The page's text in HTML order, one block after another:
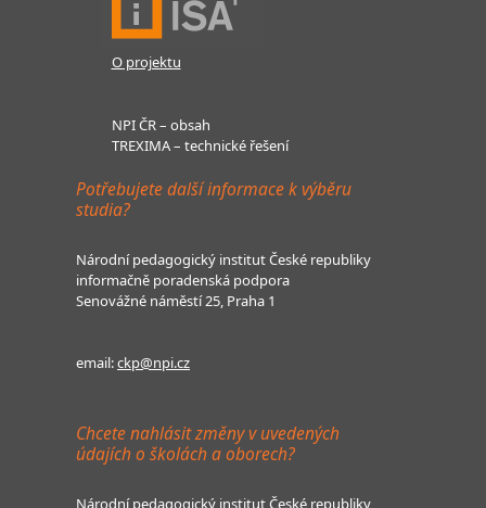
O projektu
NPI ČR – obsah
TREXIMA – technické řešení
Potřebujete další informace k výběru
studia?
Národní pedagogický institut České republiky
informačně poradenská podpora
Senovážné náměstí 25, Praha 1
email:ckp@npi.cz
Chcete nahlásit změny v uvedených
údajích o školách a oborech?
Národní pedagogický institut České republiky